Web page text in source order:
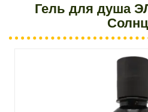
Гель для душа